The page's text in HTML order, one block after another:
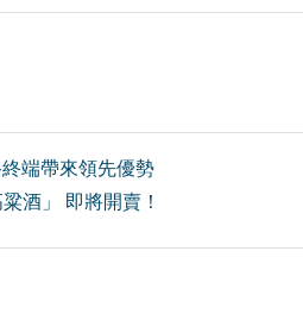
端帶來領先優勢
酒」 即將開賣！